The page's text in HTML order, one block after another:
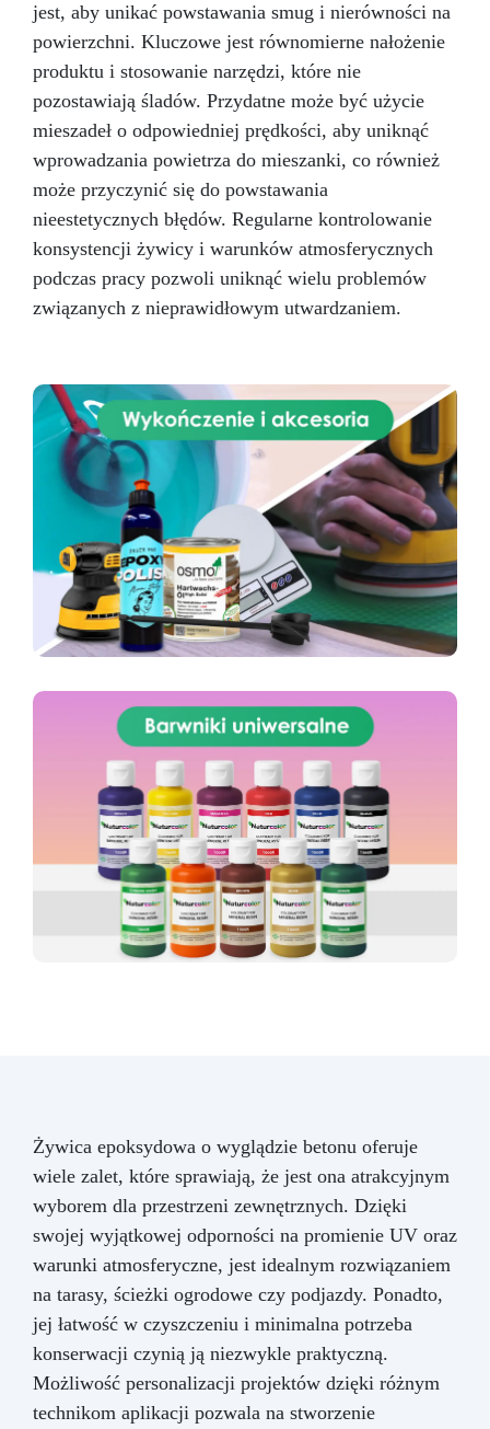
jest, aby unikać powstawania smug i nierówności na
powierzchni. Kluczowe jest równomierne nałożenie
produktu i stosowanie narzędzi, które nie
pozostawiają śladów. Przydatne może być użycie
mieszadeł o odpowiedniej prędkości, aby uniknąć
wprowadzania powietrza do mieszanki, co również
może przyczynić się do powstawania
nieestetycznych błędów. Regularne kontrolowanie
konsystencji żywicy i warunków atmosferycznych
podczas pracy pozwoli uniknąć wielu problemów
związanych z nieprawidłowym utwardzaniem.
Żywica epoksydowa o wyglądzie betonu oferuje
wiele zalet, które sprawiają, że jest ona atrakcyjnym
wyborem dla przestrzeni zewnętrznych. Dzięki
swojej wyjątkowej odporności na promienie UV oraz
warunki atmosferyczne, jest idealnym rozwiązaniem
na tarasy, ścieżki ogrodowe czy podjazdy. Ponadto,
jej łatwość w czyszczeniu i minimalna potrzeba
konserwacji czynią ją niezwykle praktyczną.
Możliwość personalizacji projektów dzięki różnym
technikom aplikacji pozwala na stworzenie